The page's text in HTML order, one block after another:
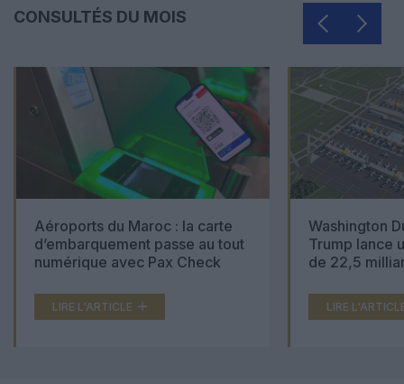
CONSULTÉS DU MOIS
Aéroports du Maroc : la carte
d’embarquement passe au tout
numérique avec Pax Check
LIRE L'ARTICLE
Washington
Trump lance
de 22,5
LIRE